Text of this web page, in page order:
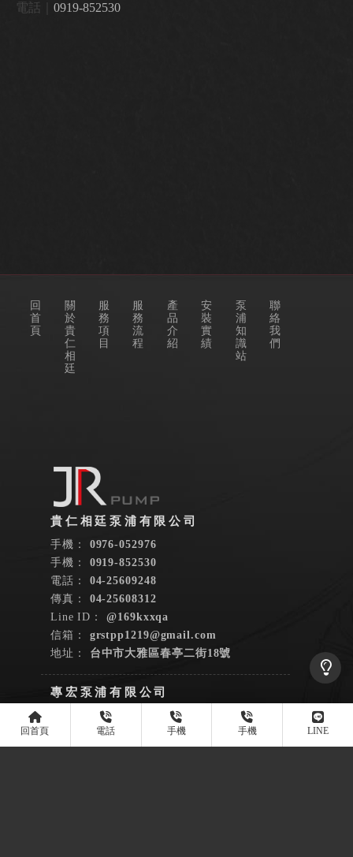
電話｜ 0919-852530
@169kxxqa
04-25609248
0976-052976
0919-852530
04-25608312
grstpp1219@gmail.com
台中市大雅區春亭二街18號
回
首
頁
關
於
貴
仁
相
廷
服
務
項
目
服
務
流
程
產
品
介
紹
安
裝
實
績
泵
浦
知
識
站
聯
絡
我
們
台南市大內區大內里128-3號
06-5765112